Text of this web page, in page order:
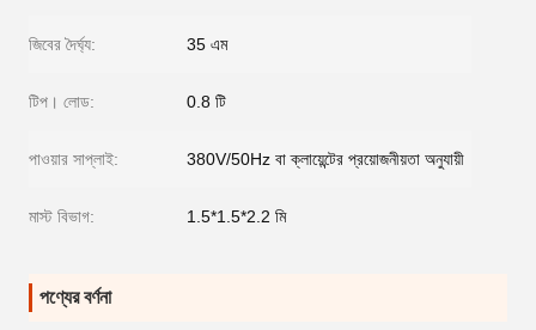
জিবের দৈর্ঘ্য: 35 এম
টিপ। লোড: 0.8 টি
পাওয়ার সাপ্লাই: 380V/50Hz বা ক্লায়েন্টের প্রয়োজনীয়তা অনুযায়ী
মাস্ট বিভাগ: 1.5*1.5*2.2 মি
পণ্যের বর্ণনা